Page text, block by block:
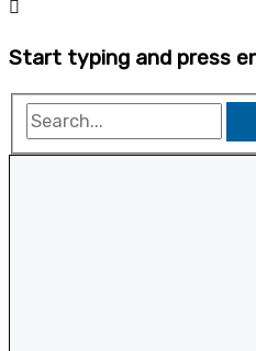
Start typing and press